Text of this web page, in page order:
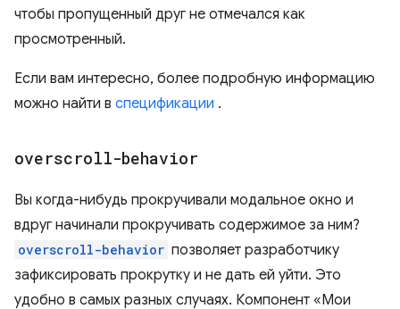
чтобы пропущенный друг не отмечался как
просмотренный.
Если вам интересно, более подробную информацию
можно найти в спецификации .
overscroll-behavior
Вы когда-нибудь прокручивали модальное окно и
вдруг начинали прокручивать содержимое за ним?
overscroll-behavior позволяет разработчику
зафиксировать прокрутку и не дать ей уйти. Это
удобно в самых разных случаях. Компонент «Мои